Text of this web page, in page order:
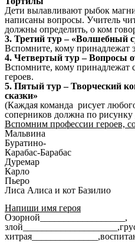
Дети вылавливают рыбок
написаны вопросы. Учитель
должны определить, о ком
3. Третий тур – «Волшебный
Вспомните, кому принадлежат
4. Четвертый тур – Вопросы
Вспомните, кому принадлежат
героев.
5. Пятый тур – Творческий
сказки»
(Каждая команда рисует
соперников должна по рисунку
Вспомним профессии героев,
Мальвина
Буратино-
Карабас-Барабас
Дуремар
Карло
Пьеро
Лиса Алиса и кот
Напиши имя героя
Озорной__________________,